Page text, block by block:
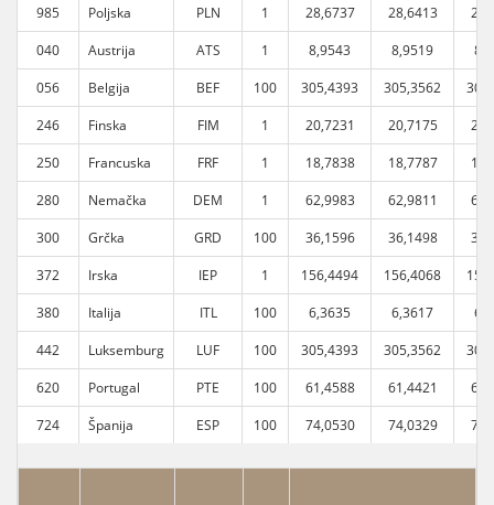
985
Poljska PLN 1 28,6737 28,6413
040
Austrija ATS 1 8,9543 8,9519
056
Belgija BEF 100 305,4393 305,3562
246
Finska FIM 1 20,7231 20,7175
250
Francuska FRF 1 18,7838 18,7787
280
Nemačka DEM 1 62,9983 62,9811
300
Grčka GRD 100 36,1596 36,1498
372
Irska IEP 1 156,4494 156,4068
380
Italija ITL 100 6,3635 6,3617
442
Luksemburg LUF 100 305,4393 305,3562
620
Portugal PTE 100 61,4588 61,4421
724
Španija ESP 100 74,0530 74,0329